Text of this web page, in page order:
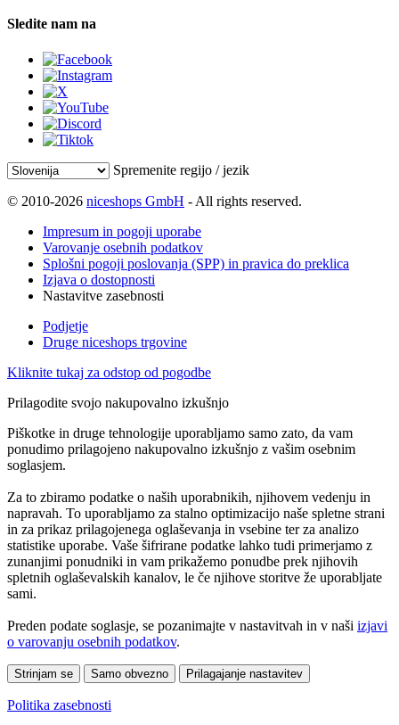
Sledite nam na
Spremenite regijo / jezik
© 2010-2026 niceshops GmbH - All rights reserved.
Impresum in pogoji uporabe
Varovanje osebnih podatkov
Splošni pogoji poslovanja (SPP) in pravica do preklica
Izjava o dostopnosti
Nastavitve zasebnosti
Podjetje
Druge niceshops trgovine
Kliknite tukaj za odstop od pogodbe
Prilagodite svojo nakupovalno izkušnjo
Piškotke in druge tehnologije uporabljamo samo zato, da vam
ponudimo prilagojeno nakupovalno izkušnjo z vašim osebnim
soglasjem.
Za to zbiramo podatke o naših uporabnikih, njihovem vedenju in
napravah. To uporabljamo za stalno optimizacijo naše spletne strani
in za prikaz prilagojenega oglaševanja in vsebine ter za analizo
statistike uporabe. Vaše šifrirane podatke lahko tudi primerjamo z
zunanjimi ponudniki in vam prikažemo ponudbe prek njihovih
spletnih oglaševalskih kanalov, le če njihove storitve že uporabljate
sami.
Preden podate soglasje, se pozanimajte v nastavitvah in v naši izjavi
o varovanju osebnih podatkov.
Strinjam se Samo obvezno Prilagajanje nastavitev
Politika zasebnosti